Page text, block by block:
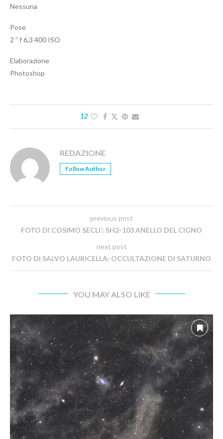
Nessuna
Pose
2 ” f 6,3 400 ISO
Elaborazione
Photoshop
12
REDAZIONE
Follow Author
previous post
FOTO DI COSIMO SECLI’: SH2-103 ANELLO DEL CIGNO
next post
FOTO DI SALVO LAURICELLA: OCCULTAZIONE DI SATURNO
YOU MAY ALSO LIKE